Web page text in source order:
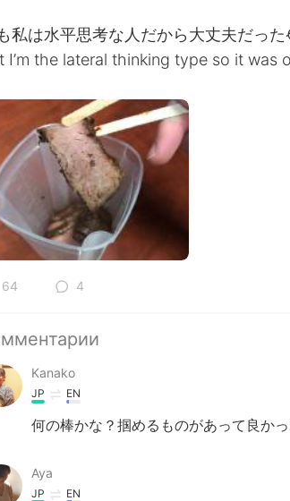
私は水平思考な人だから大丈夫だっ
I’m the lateral thinking type so it was
64 4
Kanako
JP EN
何の棒かな？掴めるものがあって良か
Aya
JP EN